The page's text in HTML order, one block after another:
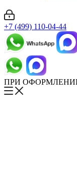
+7 (499) 110-04-44
ПРИ